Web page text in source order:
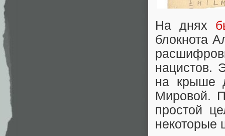
На днях
блокнота
нацистов.
на крыше
Мировой.
простой
некоторые